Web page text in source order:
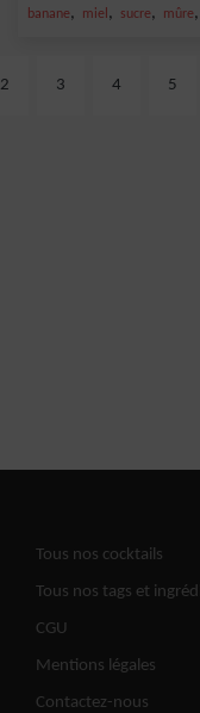
banane, miel , sucre, mûre,
2 3 4 5
Tous nos cocktails
Tous nos tags et
CGU
Mentions légales
Contactez-nous